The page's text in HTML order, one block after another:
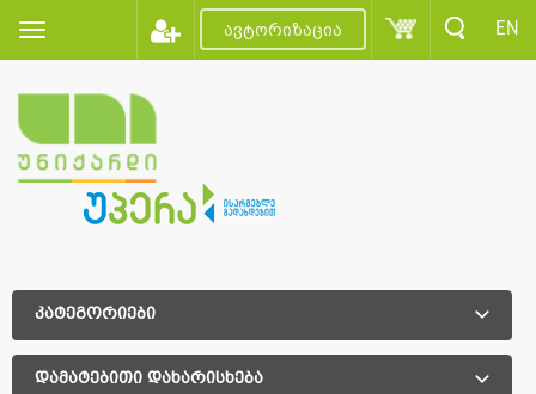
ავტორიზაცია EN
კატეგორიები
დამატებითი დახარისხება